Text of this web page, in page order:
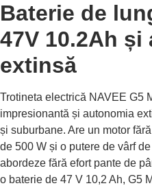
Baterie de
47V 10.2Ah
extinsă
Trotineta electrică NAVEE G5
impresionantă și autonomia
și suburbane. Are un motor
de 500 W și o putere de vârf
abordeze fără efort pante de
o baterie de 47 V 10,2 Ah, G5